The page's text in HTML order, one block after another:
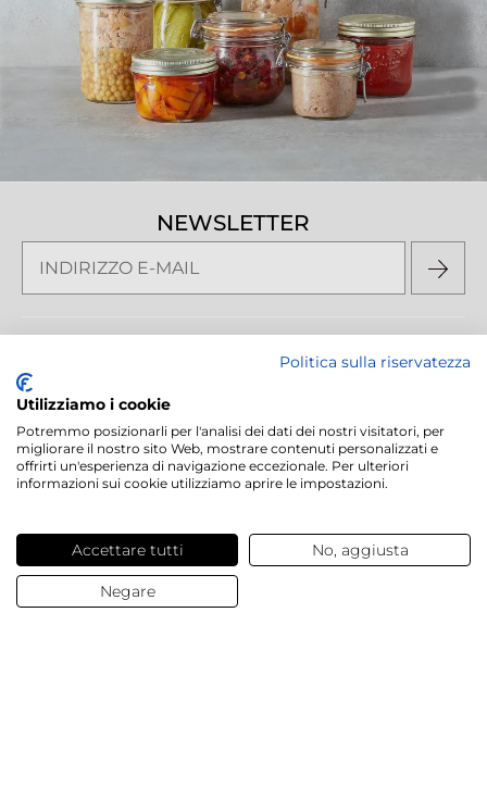
NEWSLETTER
Contatti e domande
Chi siamo
Politica sulla riservatezza
Utilizziamo i cookie
Potremmo posizionarli per l'analisi dei dati dei nostri visitatori, per
migliorare il nostro sito Web, mostrare contenuti personalizzati e
offrirti un'esperienza di navigazione eccezionale. Per ulteriori
informazioni sui cookie utilizziamo aprire le impostazioni.
Accettare tutti No, aggiusta
Negare